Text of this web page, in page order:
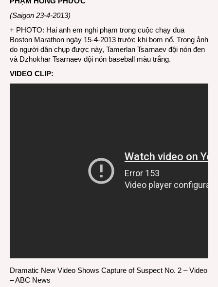
(Saigon 23-4-2013)
+ PHOTO: Hai anh em nghi phạm trong cuộc chạy đua
Boston Marathon ngày 15-4-2013 trước khi bom nổ. Trong ảnh
do người dân chụp được này, Tamerlan Tsarnaev đội nón đen
và Dzhokhar Tsarnaev đội nón baseball màu trắng.
VIDEO CLIP:
Dramatic New Video Shows Capture of Suspect No. 2 – Video
– ABC News